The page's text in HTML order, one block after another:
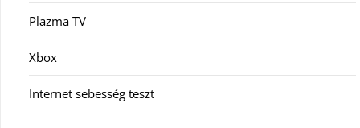
Plazma TV
Xbox
Internet sebesség teszt